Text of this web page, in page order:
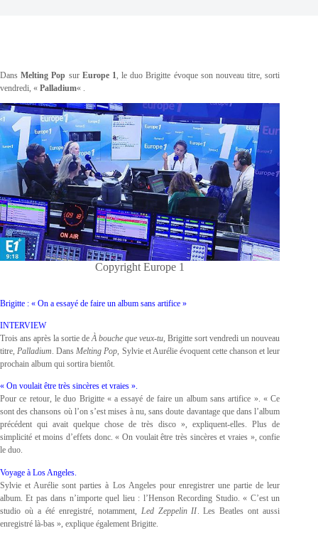
DansMelting Pop sur Europe 1, le duo Brigitte évoque son nouveau titre, sorti
vendredi, « Palladium« .
Copyright Europe 1
Brigitte : « On a essayé de faire un album sans artifice »
INTERVIEW
Trois ans après la sortie deÀ bouche que veux-tu, Brigitte sort vendredi un nouveau
titre,Palladium. DansMelting Pop, Sylvie et Aurélie évoquent cette chanson et leur
prochain album qui sortira bientôt.
« On voulait être très sincères et vraies ».
Pour ce retour, le duo Brigitte « a essayé de faire un album sans artifice ». « Ce
sont des chansons où l’on s’est mises à nu, sans doute davantage que dans l’album
précédent qui avait quelque chose de très disco », expliquent-elles. Plus de
simplicité et moins d’effets donc. « On voulait être très sincères et vraies », confie
le duo.
Voyage à Los Angeles.
Sylvie et Aurélie sont parties à Los Angeles pour enregistrer une partie de leur
album. Et pas dans n’importe quel lieu : l’Henson Recording Studio. « C’est un
studio où a été enregistré, notamment, Led Zeppelin II. Les Beatles ont aussi
enregistré là-bas », explique également Brigitte.